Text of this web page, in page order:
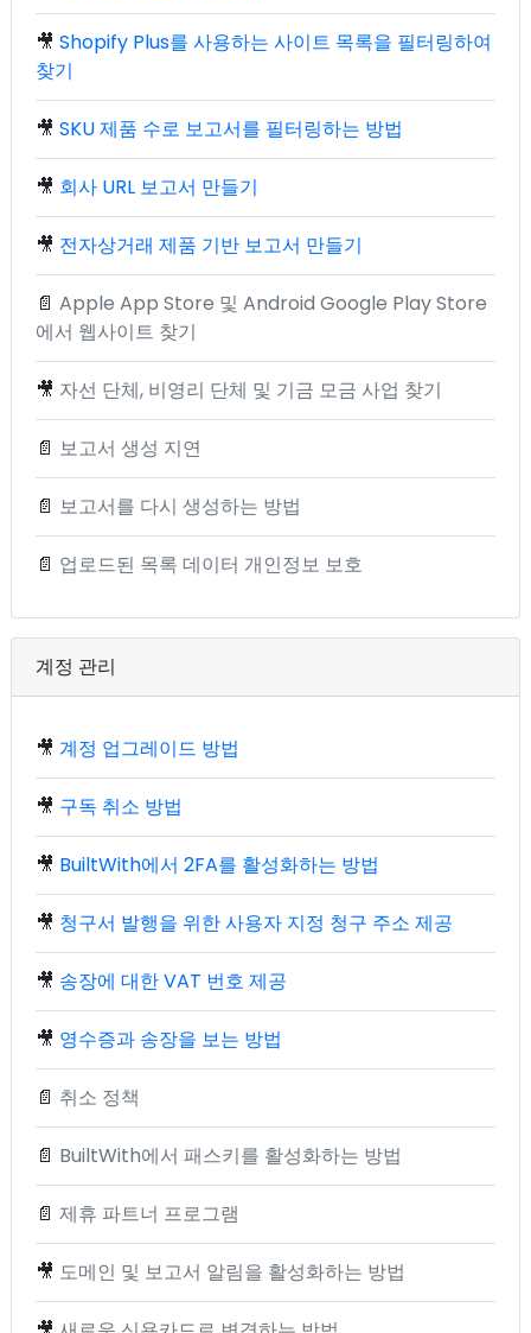
🎥 Shopify Plus를 사용하는 사이트 목록을 필터링하여
찾기
🎥 SKU 제품 수로 보고서를 필터링하는 방법
🎥 회사 URL 보고서 만들기
🎥 전자상거래 제품 기반 보고서 만들기
📄 Apple App Store 및 Android Google Play Store
에서 웹사이트 찾기
🎥 자선 단체, 비영리 단체 및 기금 모금 사업 찾기
📄 보고서 생성 지연
📄 보고서를 다시 생성하는 방법
📄 업로드된 목록 데이터 개인정보 보호
계정 관리
🎥 계정 업그레이드 방법
🎥 구독 취소 방법
🎥 BuiltWith에서 2FA를 활성화하는 방법
🎥 청구서 발행을 위한 사용자 지정 청구 주소 제공
🎥 송장에 대한 VAT 번호 제공
🎥 영수증과 송장을 보는 방법
📄 취소 정책
📄 BuiltWith에서 패스키를 활성화하는 방법
📄 제휴 파트너 프로그램
🎥 도메인 및 보고서 알림을 활성화하는 방법